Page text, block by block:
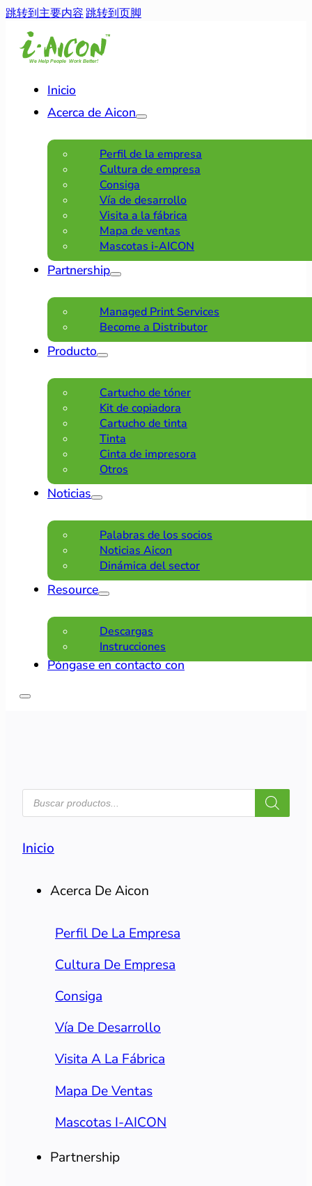
跳转到主要内容跳转到页脚
Inicio
Acerca de Aicon
Perfil de la empresa
Cultura de empresa
Consiga
Vía de desarrollo
Visita a la fábrica
Mapa de ventas
Mascotas i-AICON
Partnership
Managed Print Services
Become a Distributor
Producto
Cartucho de tóner
Kit de copiadora
Cartucho de tinta
Tinta
Cinta de impresora
Otros
Noticias
Palabras de los socios
Noticias Aicon
Dinámica del sector
Resource
Descargas
Instrucciones
Póngase en contacto con
BÚSQUEDA
DE
PRODUCTOS
Inicio
Acerca De Aicon
Perfil De La Empresa
Cultura De Empresa
Consiga
Vía De Desarrollo
Visita A La Fábrica
Mapa De Ventas
Mascotas I-AICON
Partnership